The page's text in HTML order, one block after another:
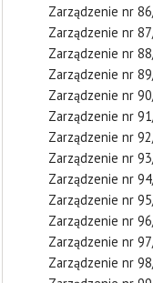
Zarządzenie nr
Zarządzenie nr
Zarządzenie nr
Zarządzenie nr
Zarządzenie nr
Zarządzenie nr
Zarządzenie nr
Zarządzenie nr
Zarządzenie nr
Zarządzenie nr
Zarządzenie nr
Zarządzenie nr
Zarządzenie nr